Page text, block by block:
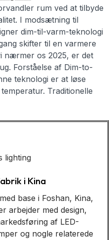
rum ved at tilbyde
I modsætning til
dim-til-varm-teknologi
skifter til en varmere
nærmer os 2025, er det
Forståelse af Dim-to-
teknologi er at løse
Traditionelle
i Kina
base i Foshan, Kina,
arbejder med design,
af LED-
og nogle relaterede